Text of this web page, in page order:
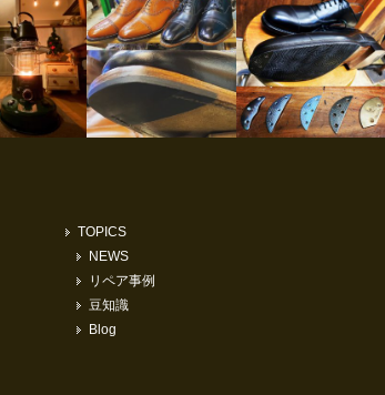
TOPICS
NEWS
リペア事例
豆知識
Blog